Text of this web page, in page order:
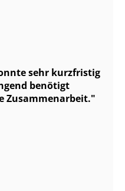
sehr kurzfristig
benötigt
Zusammenarbeit.